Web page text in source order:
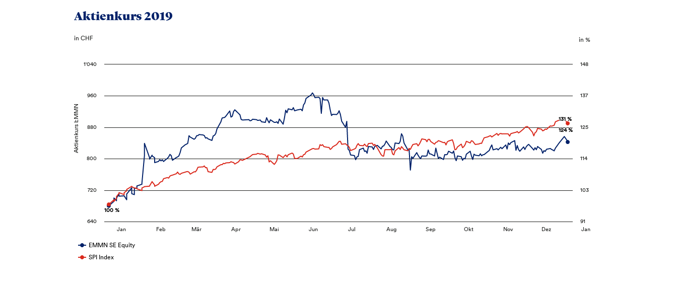
Aktienkurs EMMN
in %
Aktienkurs 2019
in CHF
124 %
124 %
100 %
100 %
131 %
131 %
EMMN SE Equity
SPI Index
Jan Feb Mär Apr Mai Jun Jul Aug Sep Okt Nov Dez Jan
640
720
800
880
960
1'040
91
103
114
125
137
148